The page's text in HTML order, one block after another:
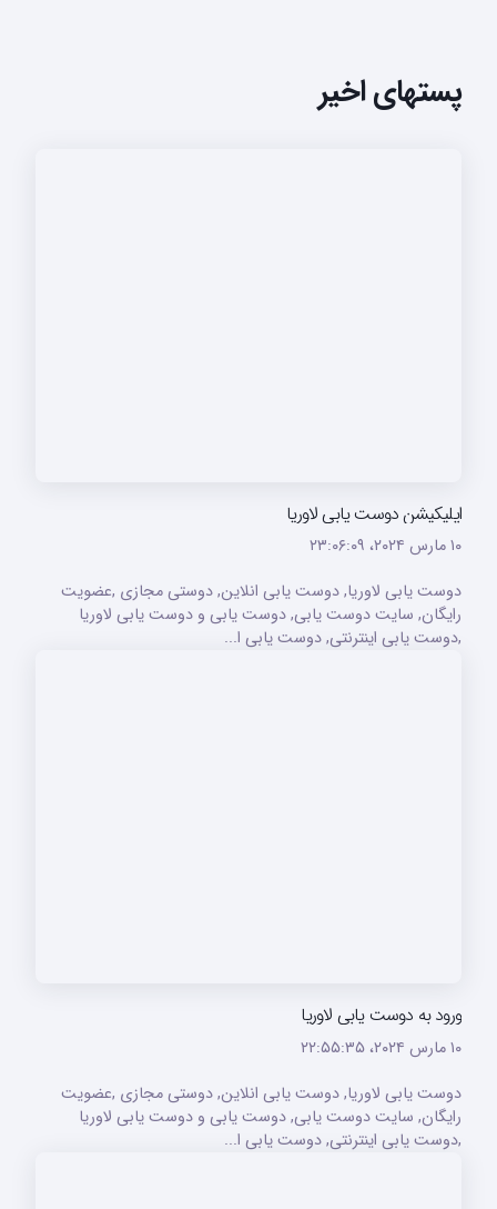
پستهای اخیر
اپلیکیشن دوست یابی لاوریا
۱۰ مارس ۲۰۲۴،‏ ۲۳:۰۶:۰۹
دوست یابی لاوریا, دوست یابی انلاین, دوستی مجازی ,عضویت
رایگان, سایت دوست یابی, دوست یابی و دوست یابی لاوریا
,دوست یابی اینترنتی, دوست یابی ا...
ورود به دوست یابی لاوریا
۱۰ مارس ۲۰۲۴،‏ ۲۲:۵۵:۳۵
دوست یابی لاوریا, دوست یابی انلاین, دوستی مجازی ,عضویت
رایگان, سایت دوست یابی, دوست یابی و دوست یابی لاوریا
,دوست یابی اینترنتی, دوست یابی ا...